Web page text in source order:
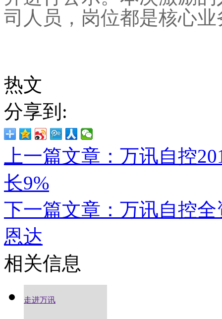
司人员，岗位都是核心
热文
分享到:
上一篇文章：万讯自控
长9%
下一篇文章：万讯自控
恩达
相关信息
走进万讯